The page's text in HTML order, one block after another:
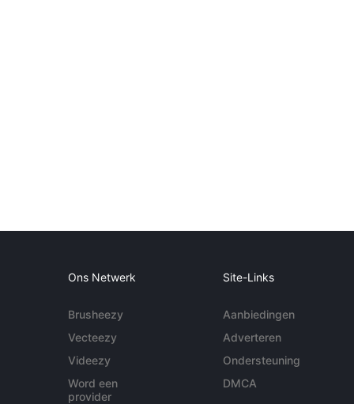
Ons Netwerk
Brusheezy
Vecteezy
Videezy
Word een
provider
Site-Links
Aanbiedingen
Adverteren
Ondersteuning
DMCA